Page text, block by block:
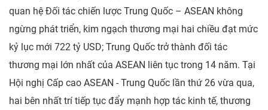
quan hệ Đối tác chiến lược Trung Quốc – ASEAN không
ngừng phát triển, kim ngạch thương mại hai chiều đạt mức
kỷ lục mới 722 tỷ USD; Trung Quốc trở thành đối tác
thương mại lớn nhất của ASEAN liên tục trong 14 năm. Tại
Hội nghị Cấp cao ASEAN - Trung Quốc lần thứ 26 vừa qua,
hai bên nhất trí tiếp tục đẩy mạnh hợp tác kinh tế, thương